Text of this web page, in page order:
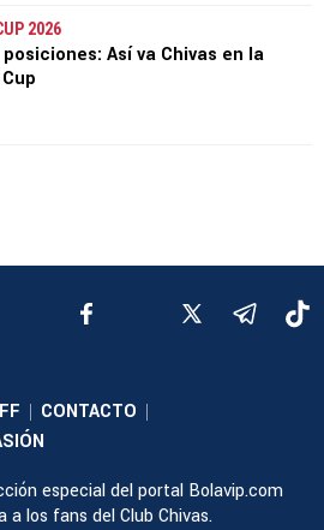
2026
Así va Chivas en la
| CONTACTO |
especial del portal Bolavip.com
los fans del Club Chivas.